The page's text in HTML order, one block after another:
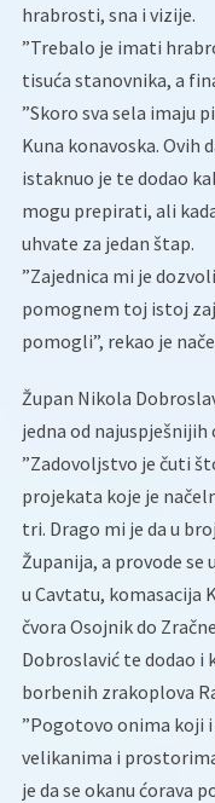
hrabrosti, sna i vizije.
”Trebalo je imati
tisuća stanovnika, a
”Skoro sva sela imaju
Kuna konavoska. Ovih
istaknuo je te dodao
mogu prepirati, ali
uhvate za jedan štap.
”Zajednica mi je
pomognem toj istoj
pomogli”, rekao je
Župan Nikola
jedna od najuspješnijih
”Zadovoljstvo je čuti
projekata koje je
tri. Drago mi je da u
Županija, a provode se
u Cavtatu, komasacija
čvora Osojnik do
Dobroslavić te dodao i
borbenih zrakoplova
”Pogotovo onima koji
velikanima i
je da se okanu ćorava